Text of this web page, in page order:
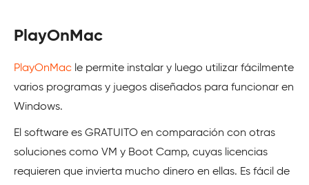
PlayOnMac
PlayOnMac le permite instalar y luego utilizar fácilmente
varios programas y juegos diseñados para funcionar en
Windows.
El software es GRATUITO en comparación con otras
soluciones como VM y Boot Camp, cuyas licencias
requieren que invierta mucho dinero en ellas. Es fácil de